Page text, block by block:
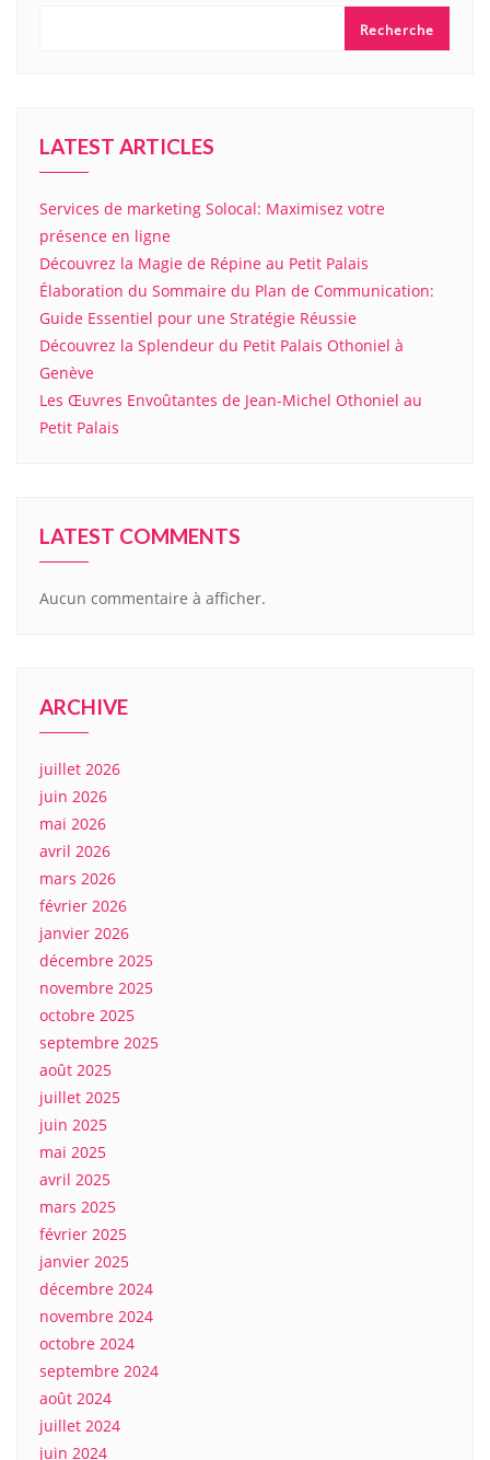
Recherche
LATEST ARTICLES
Services de marketing Solocal: Maximisez votre
présence en ligne
Découvrez la Magie de Répine au Petit Palais
Élaboration du Sommaire du Plan de Communication:
Guide Essentiel pour une Stratégie Réussie
Découvrez la Splendeur du Petit Palais Othoniel à
Genève
Les Œuvres Envoûtantes de Jean-Michel Othoniel au
Petit Palais
LATEST COMMENTS
Aucun commentaire à afficher.
ARCHIVE
juillet 2026
juin 2026
mai 2026
avril 2026
mars 2026
février 2026
janvier 2026
décembre 2025
novembre 2025
octobre 2025
septembre 2025
août 2025
juillet 2025
juin 2025
mai 2025
avril 2025
mars 2025
février 2025
janvier 2025
décembre 2024
novembre 2024
octobre 2024
septembre 2024
août 2024
juillet 2024
juin 2024